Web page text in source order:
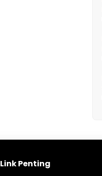
Link Penting